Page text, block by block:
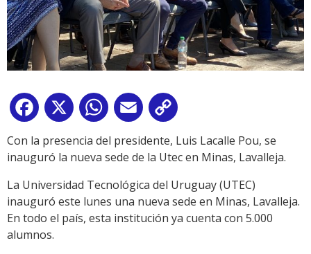
Facebook
X WhatsApp
Email
Link
Con la presencia del presidente, Luis Lacalle Pou, se
inauguró la nueva sede de la Utec en Minas, Lavalleja.
La Universidad Tecnológica del Uruguay (UTEC)
inauguró este lunes una nueva sede en Minas, Lavalleja.
En todo el país, esta institución ya cuenta con 5.000
alumnos.